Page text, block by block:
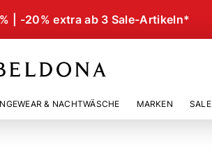
| -20% extra ab 3 Sale-Artikeln*
& NACHTWÄSCHE MARKEN SALE